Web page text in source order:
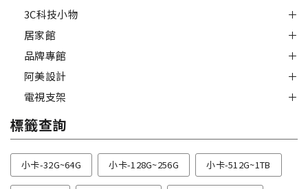
3C科技小物
居家館
品牌專館
阿美設計
電視支架
標籤查詢
小卡-32G~64G 小卡-128G~256G 小卡-512G~1TB